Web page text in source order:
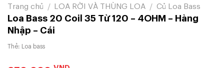
Trang chủ / LOA RỜI VÀ THÙNG LOA / Củ Loa Bass
Loa Bass 20 Coil 35 Từ 120 – 4OHM – Hàng
Nhập – Cái
Thẻ: Loa bass